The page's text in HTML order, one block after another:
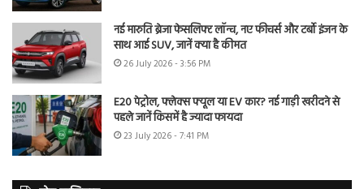
नई मारुति ब्रेजा फेसलिफ्ट लॉन्च, नए फीचर्स और टर्बो इंजन के
साथ आई SUV, जानें क्या है कीमत
26 July 2026 - 3:56 PM
E20 पेट्रोल, फ्लेक्स फ्यूल या EV कार? नई गाड़ी खरीदने से
पहले जानें किसमें है ज्यादा फायदा
23 July 2026 - 7:41 PM